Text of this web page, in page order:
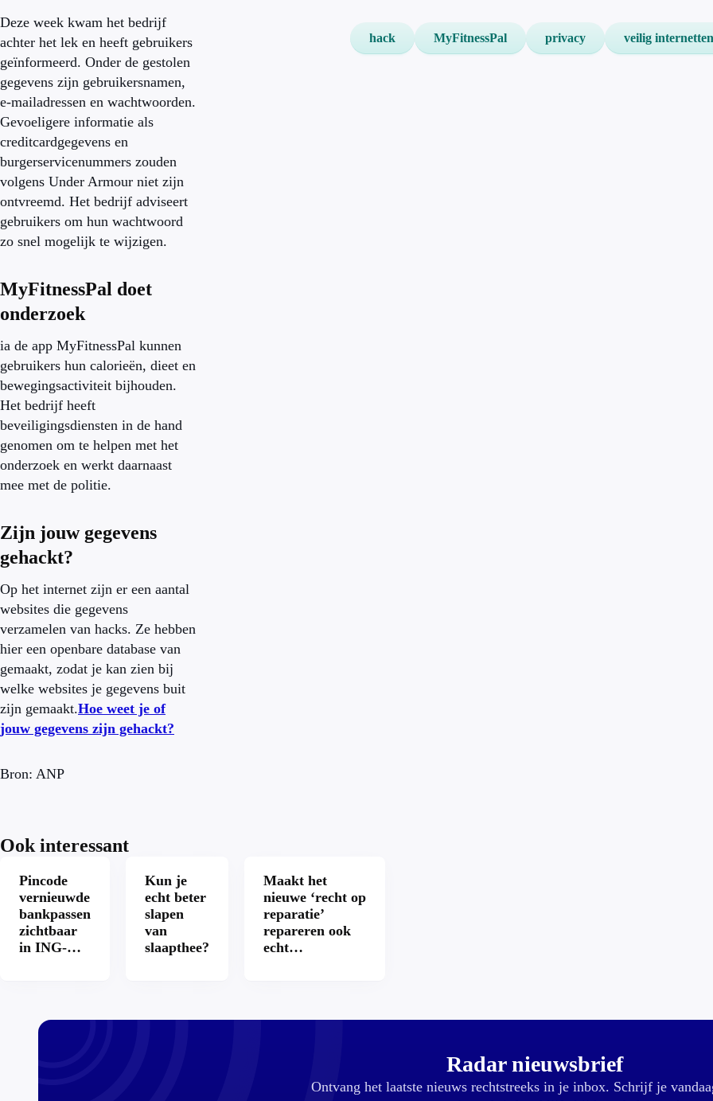
Deze week kwam het bedrijf
achter het lek en heeft gebruikers
geïnformeerd. Onder de gestolen
gegevens zijn gebruikersnamen,
e-mailadressen en wachtwoorden.
Gevoeligere informatie als
creditcardgegevens en
burgerservicenummers zouden
volgens Under Armour niet zijn
ontvreemd. Het bedrijf adviseert
gebruikers om hun wachtwoord
zo snel mogelijk te wijzigen.
MyFitnessPal doet
onderzoek
ia de app MyFitnessPal kunnen
gebruikers hun calorieën, dieet en
bewegingsactiviteit bijhouden.
Het bedrijf heeft
beveiligingsdiensten in de hand
genomen om te helpen met het
onderzoek en werkt daarnaast
mee met de politie.
Zijn jouw gegevens
gehackt?
Op het internet zijn er een aantal
websites die gegevens
verzamelen van hacks. Ze hebben
hier een openbare database van
gemaakt, zodat je kan zien bij
welke websites je gegevens buit
zijn gemaakt.Hoe weet je of
jouw gegevens zijn gehackt?
Bron: ANP
hack MyFitnessPal privacy veilig internetten
Ook interessant
Pincode
vernieuwde
bankpassen
zichtbaar
in ING-
Kun je
echt beter
slapen
van
slaapthee?
Maakt het
nieuwe ‘recht op
reparatie’
repareren ook
echt
Radar nieuwsbrief
Ontvang het laatste nieuws rechtstreeks in je inbox. Schrijf je